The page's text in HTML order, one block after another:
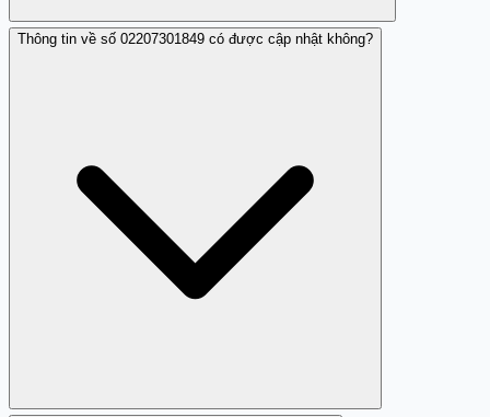
Bạn có thể sử dụng các chức năng chặn cuộc gọi có sẵn
Thông tin về số 02207301849 có được cập nhật không?